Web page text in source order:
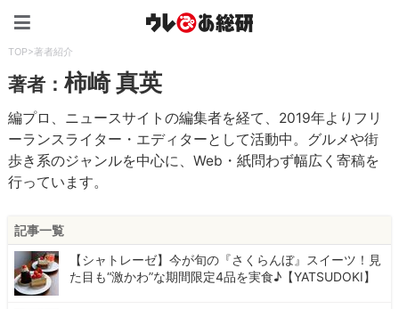
TOP>著者紹介
著者：柿崎 真英
編プロ、ニュースサイトの編集者を経て、2019年よりフリ
ーランスライター・エディターとして活動中。グルメや街
歩き系のジャンルを中心に、Web・紙問わず幅広く寄稿を
行っています。
記事一覧
【シャトレーゼ】今が旬の『さくらんぼ』スイーツ！見
た目も“激かわ”な期間限定4品を実食♪【YATSUDOKI】